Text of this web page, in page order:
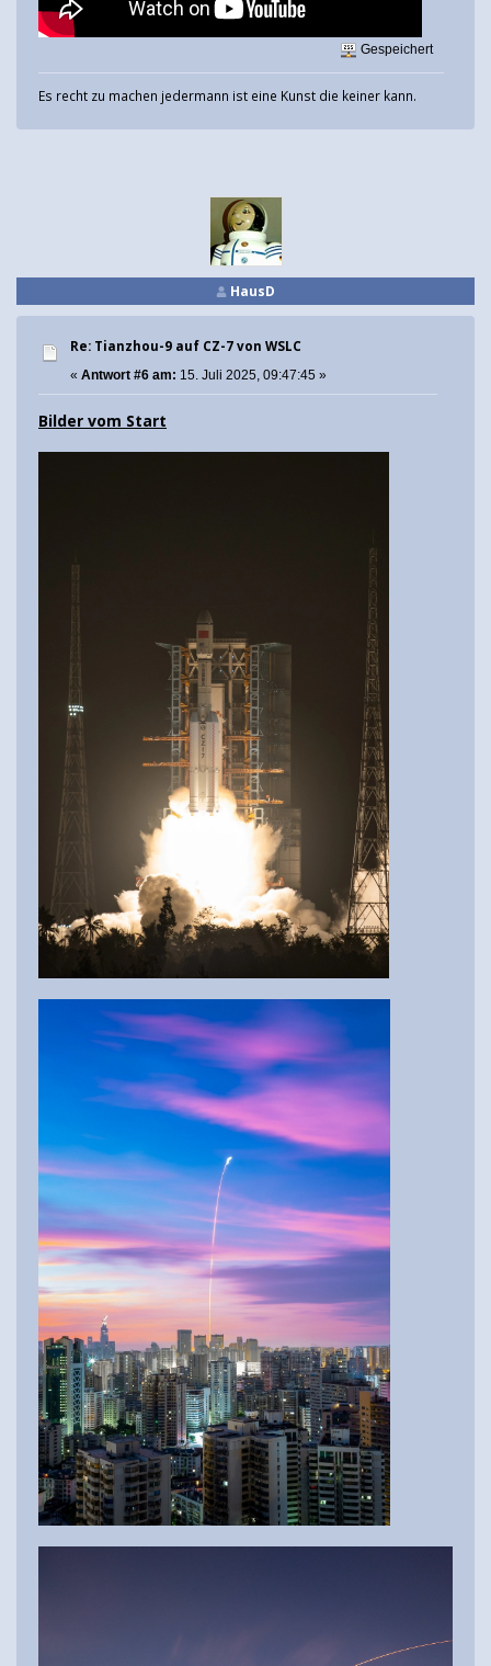
Gespeichert
Es recht zu machen jedermann ist eine Kunst die keiner kann.
HausD
Re: Tianzhou-9 auf CZ-7 von WSLC
« Antwort #6 am: 15. Juli 2025, 09:47:45 »
Bilder vom Start